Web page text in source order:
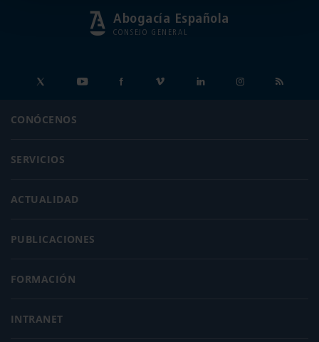
Abogacía Española
CONSEJO GENERAL
CONÓCENOS
SERVICIOS
ACTUALIDAD
PUBLICACIONES
FORMACIÓN
INTRANET